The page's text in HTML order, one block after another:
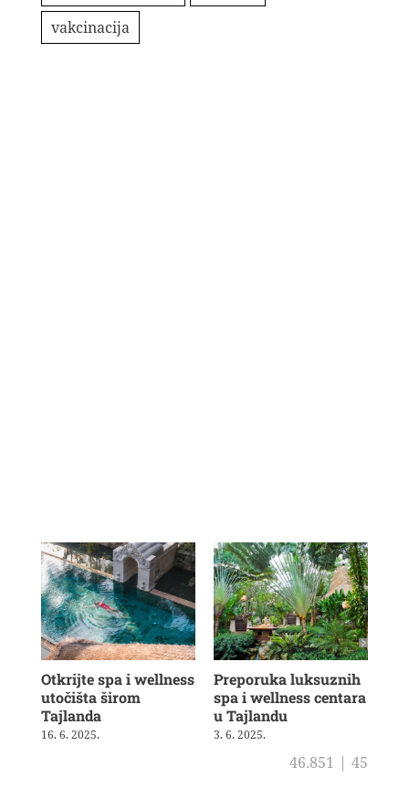
vakcinacija
Otkrijte spa i wellness
utočišta širom
Tajlanda
16. 6. 2025.
Preporuka luksuznih
spa i wellness centara
u Tajlandu
3. 6. 2025.
46.851 | 45